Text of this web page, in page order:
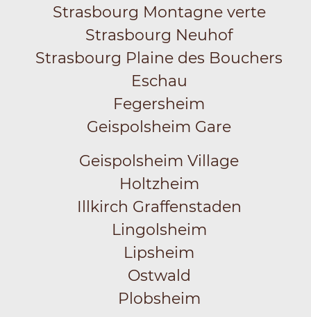
Strasbourg Montagne verte
Strasbourg Neuhof
Strasbourg Plaine des Bouchers
Eschau
Fegersheim
Geispolsheim Gare
Geispolsheim Village
Holtzheim
Illkirch Graffenstaden
Lingolsheim
Lipsheim
Ostwald
Plobsheim